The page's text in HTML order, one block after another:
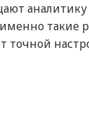
аналитику
такие
точной